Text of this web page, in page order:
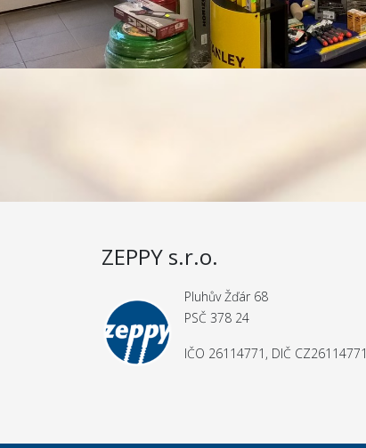
ZEPPY s.r.o.
Pluhův Žďár 68
PSČ 378 24
IČO 26114771, DIČ CZ26114771